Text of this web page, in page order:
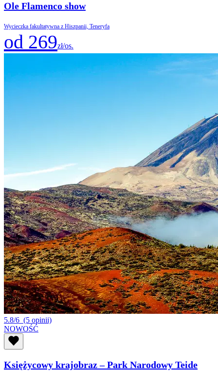
Ole Flamenco show
Wycieczka fakultatywna z Hiszpanii, Teneryfa
od 269zł/os.
5.8/6 (5 opinii)
NOWOŚĆ
Księżycowy krajobraz – Park Narodowy Teide